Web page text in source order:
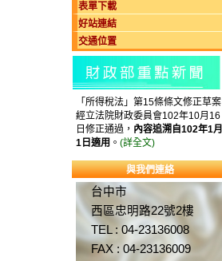
表單下載
好站連結
交通位置
「所得稅法」第15條條文修正草案
經立法院財政委員會102年10月16
日修正通過， 內容追溯自102年1月
1日適用 。 (詳全文)
與我們連絡
台中市
西區忠明路22號2樓
TEL : 04-23136008
FAX : 04-23136009